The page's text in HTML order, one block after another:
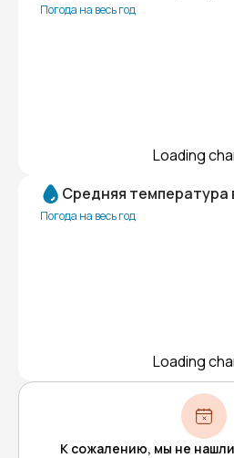
Погода на весь год
Loading
Средняя температура
Погода на весь год
Loading
К сожалению, мы не